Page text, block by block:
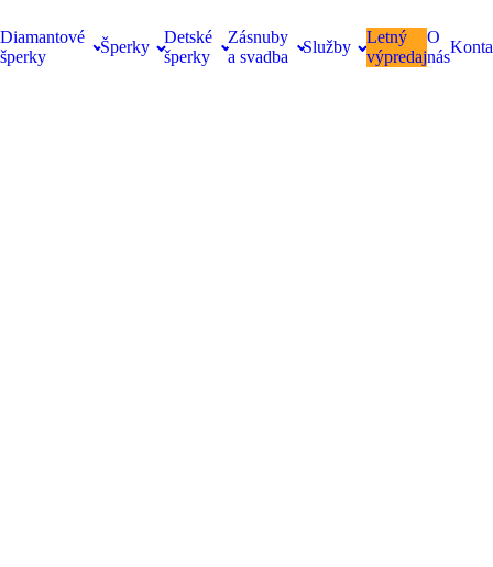
Diamantové
šperky
Šperky
Detské
šperky
Zásnuby
a svadba
Služby
Letný
výpredaj
O
nás